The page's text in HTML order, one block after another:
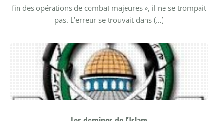
fin des opérations de combat majeures », il ne se trompait
pas. L’erreur se trouvait dans (…)